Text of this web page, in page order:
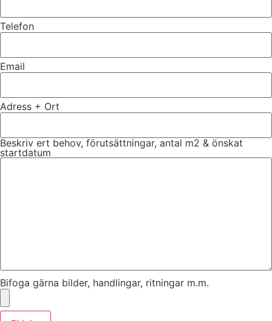
Telefon
Email
Adress + Ort
Beskriv ert behov, förutsättningar, antal m2 & önskat
startdatum
Bifoga gärna bilder, handlingar, ritningar m.m.